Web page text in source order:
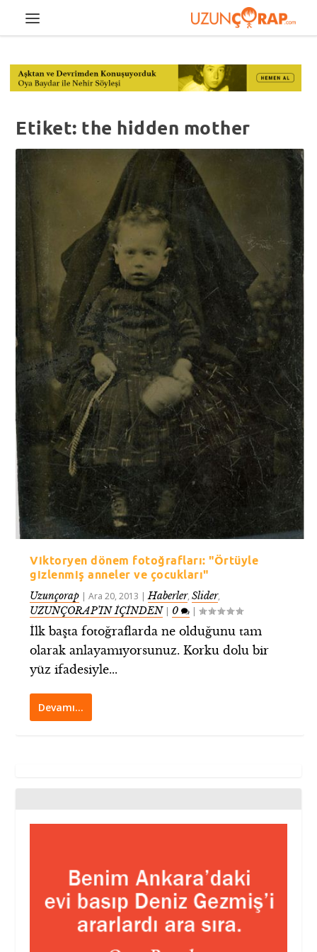
Etiket: the hidden mother
Viktoryen dönem fotoğrafları: "Örtüyle
gizlenmiş anneler ve çocukları"
Uzunçorap |Ara 20, 2013 |Haberler,Slider,
UZUNÇORAP’IN İÇİNDEN| 0 |
İlk başta fotoğraflarda ne olduğunu tam
olarak anlayamıyorsunuz. Korku dolu bir
yüz ifadesiyle...
Devamı…